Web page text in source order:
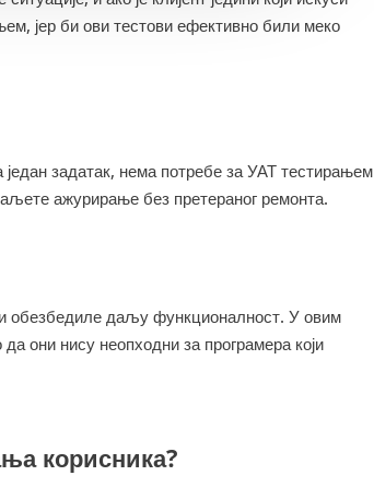
јер би ови тестови ефективно били меко
један задатак, нема потребе за УАТ тестирањем
ажурирање без претераног ремонта.
обезбедиле даљу функционалност. У овим
они нису неопходни за програмера који
корисника?